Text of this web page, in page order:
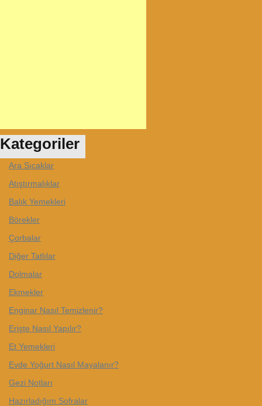
Kategoriler
Ara Sıcaklar
Atıştırmalıklar
Balık Yemekleri
Börekler
Çorbalar
Diğer Tatlılar
Dolmalar
Ekmekler
Enginar Nasıl Temizlenir?
Erişte Nasıl Yapılır?
Et Yemekleri
Evde Yoğurt Nasıl Mayalanır?
Gezi Notları
Hazırladığım Sofralar